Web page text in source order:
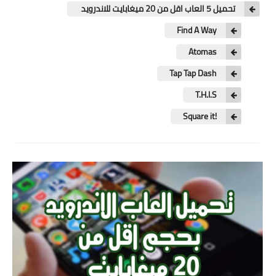
العاب
تطبيقات
العملات الرقمية
تحميل 5 العاب اقل من 20 ميغابايت للاندرويد
Find A Way
Atomas
Tap Tap Dash
T.H.I.S
!Square it